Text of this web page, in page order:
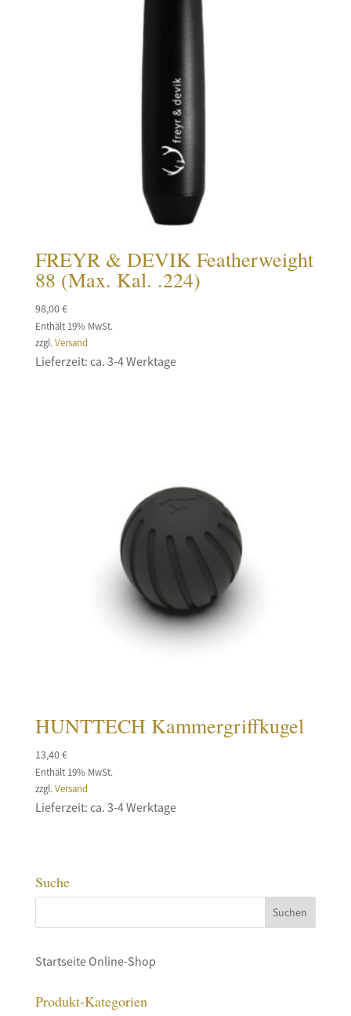
FREYR & DEVIK Featherweight
88 (Max. Kal. .224)
98,00€
Enthält 19% MwSt.
zzgl.Versand
Lieferzeit: ca. 3-4 Werktage
HUNTTECH Kammergriffkugel
13,40€
Enthält 19% MwSt.
zzgl. Versand
Lieferzeit: ca. 3-4 Werktage
Suche
Startseite Online-Shop
Produkt-Kategorien